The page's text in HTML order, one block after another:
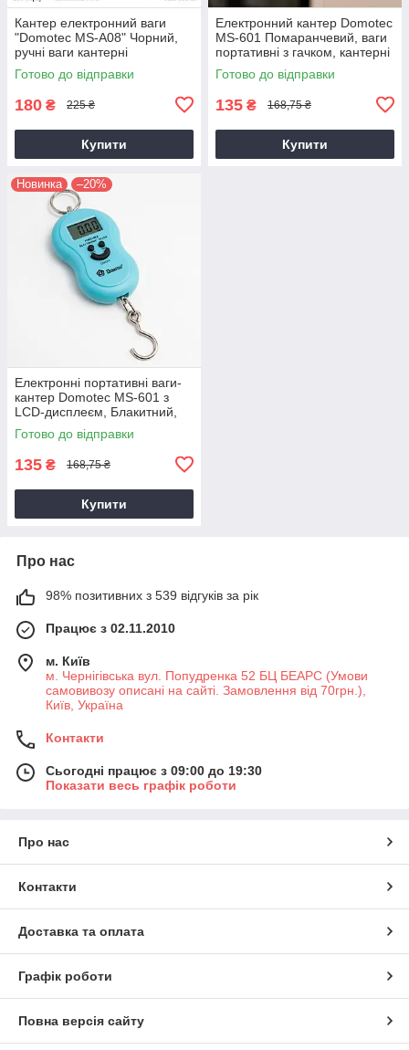
Кантер електронний ваги
"Domotec MS-A08" Чорний,
ручні ваги кантерні
портативні до 50 кг (ручные
весы)
Готово до відправки
180 ₴ 225 ₴
Купити
Електронний кантер Domotec
MS-601 Помаранчевий, ваги
портативні з гачком, кантерні
ваги
Готово до відправки
135 ₴ 168,75 ₴
Купити
Новинка –20%
Електронні портативні ваги-
кантер Domotec MS-601 з
LCD-дисплеєм, Блакитний,
ваги з гачком
Готово до відправки
135 ₴ 168,75 ₴
Купити
Про нас
98% позитивних з 539 відгуків за рік
Працює з 02.11.2010
м. Київ
м. Чернігівська вул. Попудренка 52 БЦ БЕАРС (Умови
самовивозу описані на сайті. Замовлення від 70грн.),
Київ, Україна
Контакти
Сьогодні працює з 09:00 до 19:30
Показати весь графік роботи
Про нас
Контакти
Доставка та оплата
Графік роботи
Повна версія сайту